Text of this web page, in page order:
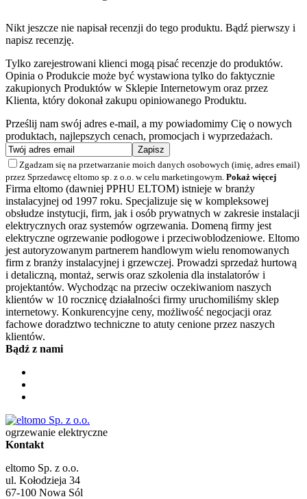
Nikt jeszcze nie napisał recenzji do tego produktu. Bądź pierwszy i
napisz recenzję.
Tylko zarejestrowani klienci mogą pisać recenzje do produktów.
Opinia o Produkcie może być wystawiona tylko do faktycznie
zakupionych Produktów w Sklepie Internetowym oraz przez
Klienta, który dokonał zakupu opiniowanego Produktu.
Prześlij nam swój adres e-mail, a my powiadomimy Cię o nowych
produktach, najlepszych cenach, promocjach i wyprzedażach.
Zgadzam się na przetwarzanie moich danych osobowych (imię, adres email)
przez Sprzedawcę eltomo sp. z o.o. w celu marketingowym. Pokaż więcej
Firma eltomo (dawniej PPHU ELTOM) istnieje w branży
instalacyjnej od 1997 roku. Specjalizuje się w kompleksowej
obsłudze instytucji, firm, jak i osób prywatnych w zakresie instalacji
elektrycznych oraz systemów ogrzewania. Domeną firmy jest
elektryczne ogrzewanie podłogowe i przeciwoblodzeniowe. Eltomo
jest autoryzowanym partnerem handlowym wielu renomowanych
firm z branży instalacyjnej i grzewczej. Prowadzi sprzedaż hurtową
i detaliczną, montaż, serwis oraz szkolenia dla instalatorów i
projektantów. Wychodząc na przeciw oczekiwaniom naszych
klientów w 10 rocznicę działalności firmy uruchomiliśmy sklep
internetowy. Konkurencyjne ceny, możliwość negocjacji oraz
fachowe doradztwo techniczne to atuty cenione przez naszych
klientów.
Bądź z nami
ogrzewanie elektryczne
Kontakt
eltomo Sp. z o.o.
ul. Kołodzieja 34
67-100 Nowa Sól